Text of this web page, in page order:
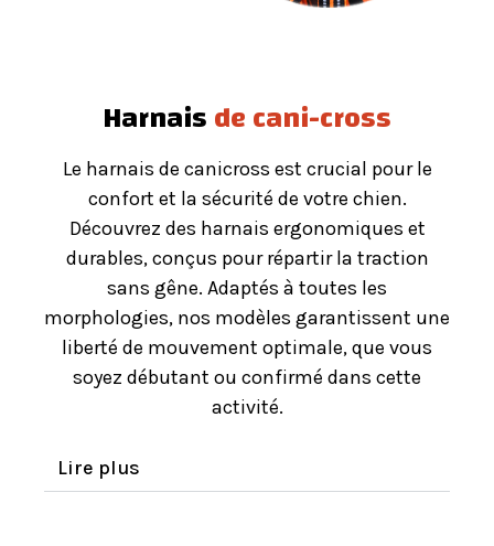
Harnaisde cani-cross
Le harnais de canicross est crucial pour le
confort et la sécurité de votre chien.
Découvrez des harnais ergonomiques et
durables, conçus pour répartir la traction
sans gêne. Adaptés à toutes les
morphologies, nos modèles garantissent une
liberté de mouvement optimale, que vous
soyez débutant ou confirmé dans cette
activité.
Lire plus